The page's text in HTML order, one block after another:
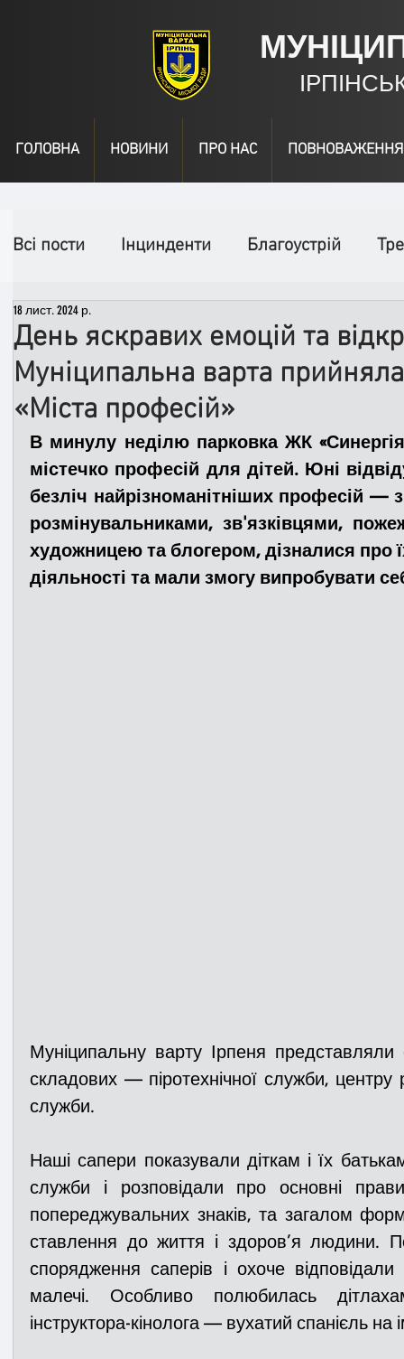
ГОЛОВНА НОВИНИ ПРО НАС ПОВНОВАЖЕННЯ
Всі пости Інцинденти Благоустрій
День народження
Спільні заходи Надзвичайні заходи
Медицина Новини ДТП
Адмінпротокол Свята Поліція
День яскравих емоцій та
Муніципальна варта прийняла
«Міста професій»
18 лист. 2024 р.
В минулу неділю парковка ЖК
містечко професій для дітей. Юні
безліч найрізноманітніших професій —
розмінувальниками, зв'язківцями,
художницею та блогером, дізналися про
діяльності та мали змогу випробувати
Муніципальну варту Ірпеня представляли
складових — піротехнічної служби, центру
служби.
Наші сапери показували діткам і їх
служби і розповідали про основні
попереджувальних знаків, та загалом
ставлення до життя і здоров’я людини.
спорядження саперів і охоче
малечі. Особливо полюбилась
інструктора-кінолога — вухатий спанієль на